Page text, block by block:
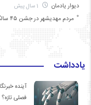
دیوار یادمان
مردم مهدیشهر در جشن ۴۵ سالگیِ انقلاب
یادداشت
آینده
فصلی تازه؟